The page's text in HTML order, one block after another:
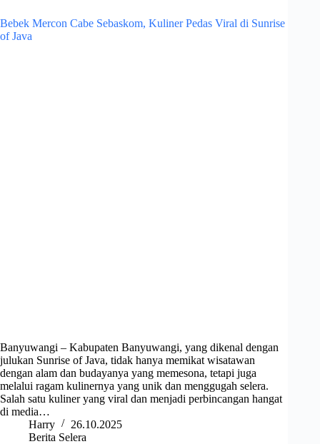
Bebek Mercon Cabe Sebaskom, Kuliner Pedas Viral di Sunrise
of Java
Banyuwangi – Kabupaten Banyuwangi, yang dikenal dengan
julukan Sunrise of Java, tidak hanya memikat wisatawan
dengan alam dan budayanya yang memesona, tetapi juga
melalui ragam kulinernya yang unik dan menggugah selera.
Salah satu kuliner yang viral dan menjadi perbincangan hangat
di media…
Harry
26.10.2025
Berita Selera